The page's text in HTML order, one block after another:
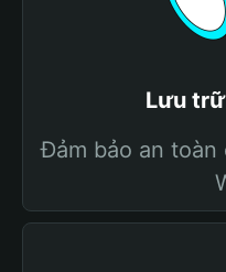
Lưu
Đảm bảo an toàn